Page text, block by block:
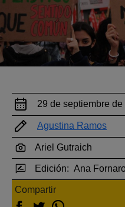
29 de septiembre de
Agustina Ramos
Ariel Gutraich
Edición: Ana
Compartir